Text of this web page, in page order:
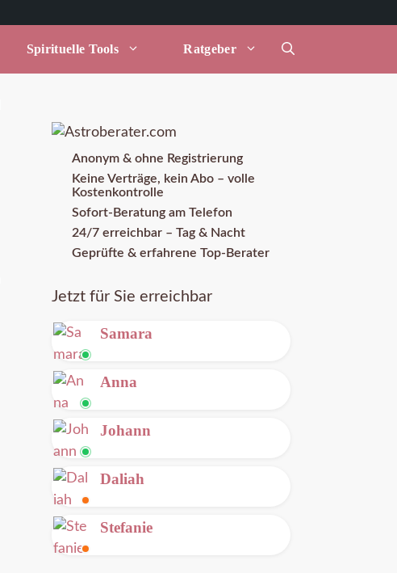
Spirituelle Tools Ratgeber
Anonym & ohne Registrierung
Keine Verträge, kein Abo – volle
Kostenkontrolle
Sofort-Beratung am Telefon
24/7 erreichbar – Tag & Nacht
Geprüfte & erfahrene Top-Berater
Jetzt für Sie erreichbar
Leitung
Samara
Leitung
Anna
Leitung
Johann
Im
Daliah
Stefanie